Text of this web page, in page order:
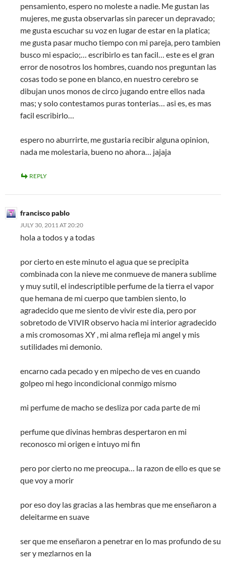
pensamiento, espero no moleste a nadie. Me gustan las
mujeres, me gusta observarlas sin parecer un depravado;
me gusta escuchar su voz en lugar de estar en la platica;
me gusta pasar mucho tiempo con mi pareja, pero tambien
busco mi espacio;… escribirlo es tan facil… este es el gran
error de nosotros los hombres, cuando nos preguntan las
cosas todo se pone en blanco, en nuestro cerebro se
dibujan unos monos de circo jugando entre ellos nada
mas; y solo contestamos puras tonterias… asi es, es mas
facil escribirlo…
espero no aburrirte, me gustaria recibir alguna opinion,
nada me molestaria, bueno no ahora… jajaja
REPLY
francisco pablo
JULY 30, 2011 AT 20:20
hola a todos y a todas
por cierto en este minuto el agua que se precipita
combinada con la nieve me conmueve de manera sublime
y muy sutil, el indescriptible perfume de la tierra el vapor
que hemana de mi cuerpo que tambien siento, lo
agradecido que me siento de vivir este dia, pero por
sobretodo de VIVIR observo hacia mi interior agradecido
a mis cromosomas XY , mi alma refleja mi angel y mis
sutilidades mi demonio.
encarno cada pecado y en mipecho de ves en cuando
golpeo mi hego incondicional conmigo mismo
mi perfume de macho se desliza por cada parte de mi
perfume que divinas hembras despertaron en mi
reconosco mi origen e intuyo mi fin
pero por cierto no me preocupa… la razon de ello es que se
que voy a morir
por eso doy las gracias a las hembras que me enseñaron a
deleitarme en suave
ser que me enseñaron a penetrar en lo mas profundo de su
ser y mezlarnos en la